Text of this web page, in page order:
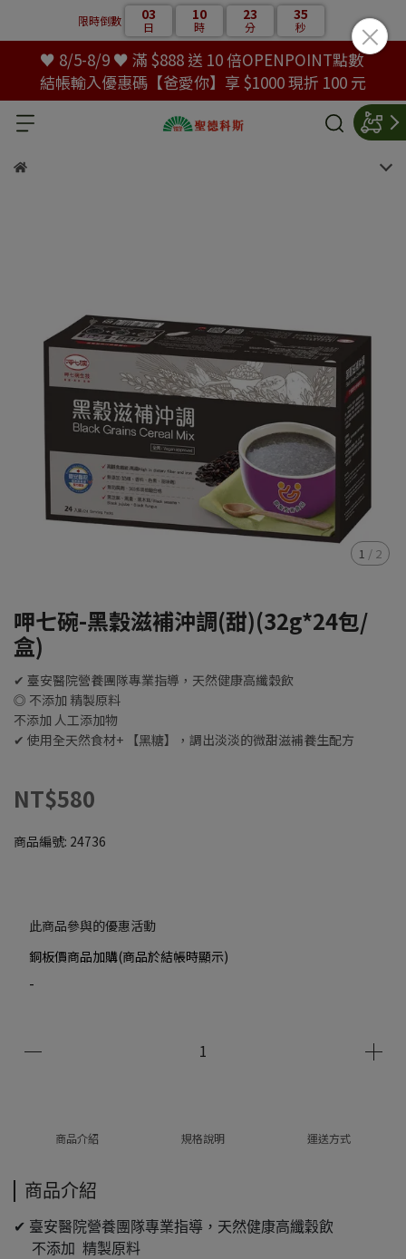
限時倒數 03
日
10
時
23
分
35
秒
♥ 8/5-8/9 ♥ 滿 $888 送 10 倍OPENPOINT點數
結帳輸入優惠碼【爸愛你】享 $1000 現折 100 元
1 / 2
呷七碗-黑穀滋補沖調(甜)(32g*24包/
盒)
✔ 臺安醫院營養團隊專業指導，天然健康高纖穀飲
◎ 不添加 精製原料
不添加 人工添加物
✔ 使用全天然食材+ 【黑糖】，調出淡淡的微甜滋補養生配方
NT$580
商品編號: 24736
此商品參與的優惠活動
銅板價商品加購(商品於結帳時顯示)
-
商品介紹 規格說明 運送方式
商品介紹
✔ 臺安醫院營養團隊專業指導，天然健康高纖穀飲
不添加 精製原料